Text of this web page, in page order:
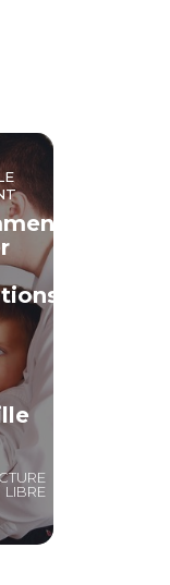
LIBRE